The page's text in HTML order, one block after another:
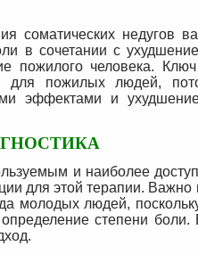
соматических недугов
в сочетании с
пожилого человека.
для пожилых людей,
эффектами и
и наиболее
для этой терапии. Важно
молодых людей,
степени